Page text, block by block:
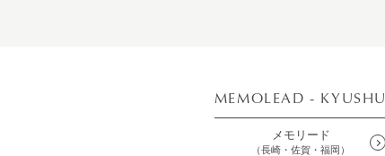
MEMOLEAD - KYUSHU
メモリード
（長崎・佐賀・福岡）